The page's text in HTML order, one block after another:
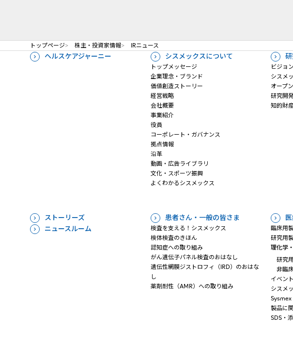
トップページ 株主・投資家情報 IRニュース
ヘルスケアジャーニー シスメックスについて
トップメッセージ
企業理念・ブランド
価値創造ストーリー
経営戦略
会社概要
事業紹介
役員
コーポレート・ガバナンス
拠点情報
沿革
動画・広告ライブラリ
文化・スポーツ振興
よくわかるシスメックス
ビジョ
シスメ
オープ
研究開
知的財
ストーリーズ
ニュースルーム
患者さん・一般の皆さま
検査を支える！シスメックス
検体検査のきほん
認知症への取り組み
がん遺伝子パネル検査のおはなし
遺伝性網膜ジストロフィ（IRD）のおはな
し
薬剤耐性（AMR）への取り組み
臨床用
研究用
理化学
研究
⾮臨
イベン
シスメ
製品に
SDS・